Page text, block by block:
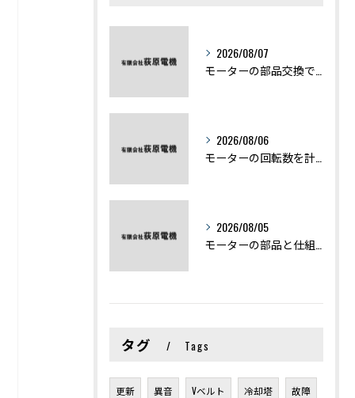
2026/08/07
2026/08/06
2026/08/05
タグ Tags
更新 異音 Vベルト 冷却塔 故障